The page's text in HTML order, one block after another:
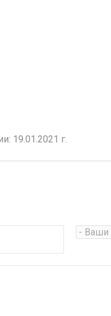
19.01.2021 г.